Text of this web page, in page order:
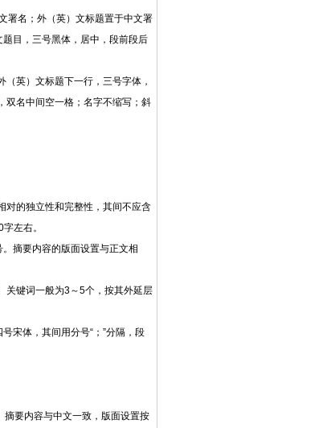
署名；外（英）文标题置于中文署
目，三号黑体，居中，段前段后
英）文标题下一行，三号字体，
双名中间空一格；名字不缩写；斜
对的独立性和完整性，其间不应含
左右。
摘要内容的版面设置与正文相
关键词一般为3～5个，按其外延层
宋体，其间用分号“；”分隔，段
要内容与中文一致，版面设置按